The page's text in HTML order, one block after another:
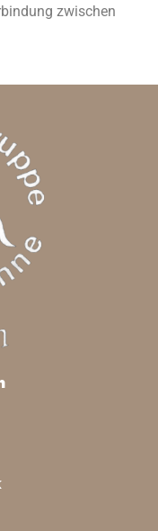
zwischen